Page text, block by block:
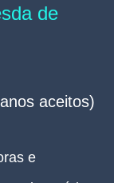
de
aceitos)
e